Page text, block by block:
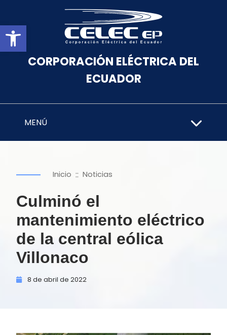
Abrir barra de herramientas
CORPORACIÓN ELÉCTRICA DEL
ECUADOR
MENÚ
Inicio :: Noticias
Culminó el
mantenimiento eléctrico
de la central eólica
Villonaco
8 de abril de 2022